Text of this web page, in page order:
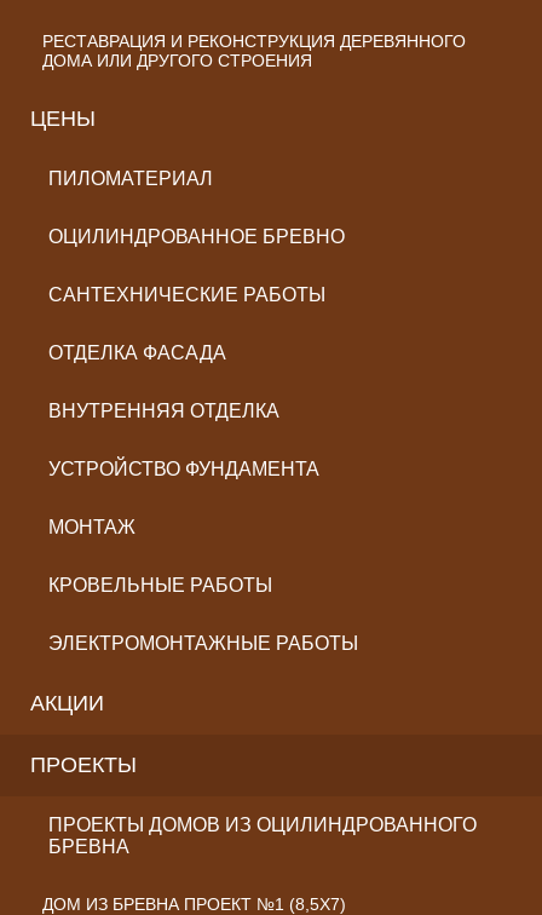
РЕСТАВРАЦИЯ И РЕКОНСТРУКЦИЯ ДЕРЕВЯННОГО
ДОМА ИЛИ ДРУГОГО СТРОЕНИЯ
ЦЕНЫ
ПИЛОМАТЕРИАЛ
ОЦИЛИНДРОВАННОЕ БРЕВНО
САНТЕХНИЧЕСКИЕ РАБОТЫ
ОТДЕЛКА ФАСАДА
ВНУТРЕННЯЯ ОТДЕЛКА
УСТРОЙСТВО ФУНДАМЕНТА
МОНТАЖ
КРОВЕЛЬНЫЕ РАБОТЫ
ЭЛЕКТРОМОНТАЖНЫЕ РАБОТЫ
АКЦИИ
ПРОЕКТЫ
ПРОЕКТЫ ДОМОВ ИЗ ОЦИЛИНДРОВАННОГО
БРЕВНА
ДОМ ИЗ БРЕВНА ПРОЕКТ №1 (8,5X7)